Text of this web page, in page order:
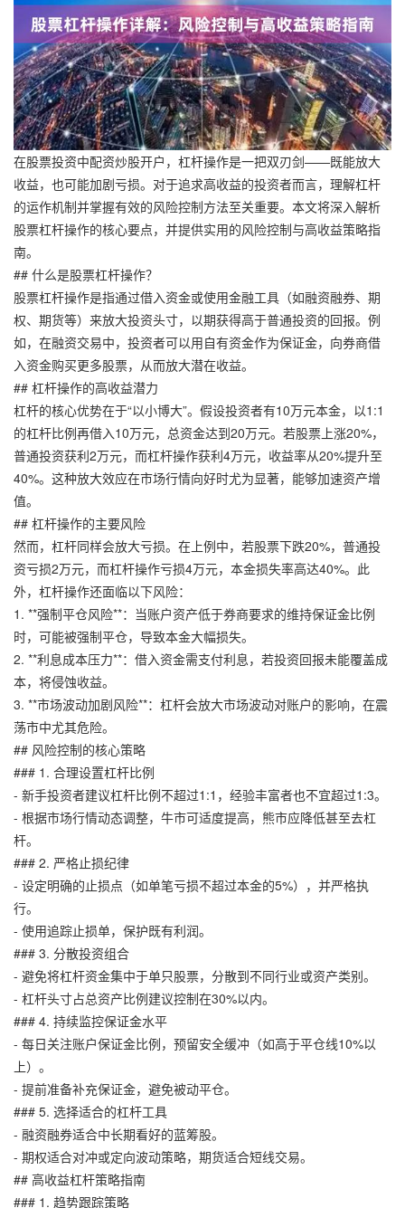
在股票投资中配资炒股开户，杠杆操作是一把双刃剑——既能放大
收益，也可能加剧亏损。对于追求高收益的投资者而言，理解杠杆
的运作机制并掌握有效的风险控制方法至关重要。本文将深入解析
股票杠杆操作的核心要点，并提供实用的风险控制与高收益策略指
南。
## 什么是股票杠杆操作？
股票杠杆操作是指通过借入资金或使用金融工具（如融资融券、期
权、期货等）来放大投资头寸，以期获得高于普通投资的回报。例
如，在融资交易中，投资者可以用自有资金作为保证金，向券商借
入资金购买更多股票，从而放大潜在收益。
## 杠杆操作的高收益潜力
杠杆的核心优势在于“以小博大”。假设投资者有10万元本金，以1:1
的杠杆比例再借入10万元，总资金达到20万元。若股票上涨20%，
普通投资获利2万元，而杠杆操作获利4万元，收益率从20%提升至
40%。这种放大效应在市场行情向好时尤为显著，能够加速资产增
值。
## 杠杆操作的主要风险
然而，杠杆同样会放大亏损。在上例中，若股票下跌20%，普通投
资亏损2万元，而杠杆操作亏损4万元，本金损失率高达40%。此
外，杠杆操作还面临以下风险：
1. **强制平仓风险**：当账户资产低于券商要求的维持保证金比例
时，可能被强制平仓，导致本金大幅损失。
2. **利息成本压力**：借入资金需支付利息，若投资回报未能覆盖成
本，将侵蚀收益。
3. **市场波动加剧风险**：杠杆会放大市场波动对账户的影响，在震
荡市中尤其危险。
## 风险控制的核心策略
### 1. 合理设置杠杆比例
- 新手投资者建议杠杆比例不超过1:1，经验丰富者也不宜超过1:3。
- 根据市场行情动态调整，牛市可适度提高，熊市应降低甚至去杠
杆。
### 2. 严格止损纪律
- 设定明确的止损点（如单笔亏损不超过本金的5%），并严格执
行。
- 使用追踪止损单，保护既有利润。
### 3. 分散投资组合
- 避免将杠杆资金集中于单只股票，分散到不同行业或资产类别。
- 杠杆头寸占总资产比例建议控制在30%以内。
### 4. 持续监控保证金水平
- 每日关注账户保证金比例，预留安全缓冲（如高于平仓线10%以
上）。
- 提前准备补充保证金，避免被动平仓。
### 5. 选择适合的杠杆工具
- 融资融券适合中长期看好的蓝筹股。
- 期权适合对冲或定向波动策略，期货适合短线交易。
## 高收益杠杆策略指南
### 1. 趋势跟踪策略